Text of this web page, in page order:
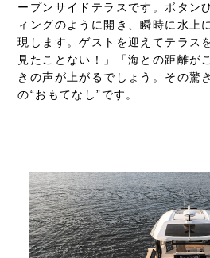
ープンサイドテラスです。ボタン
ィングのように開き、瞬時に水上
現します。ゲストを迎えてテラス
見たことない！」「海との距離が
きの声が上がるでしょう。その
の“おもてなし”です。